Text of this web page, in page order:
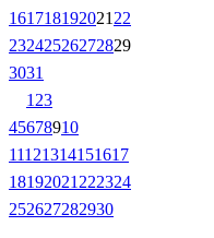
16171819202122
23242526272829
3031
123
45678910
11121314151617
18192021222324
252627282930